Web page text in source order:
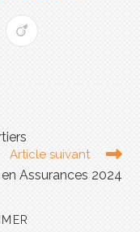
des années. Ces
à la qualité du
Article suivant
Assurances 2024